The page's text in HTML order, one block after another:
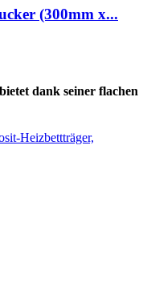
(300mm x...
dank seiner flachen